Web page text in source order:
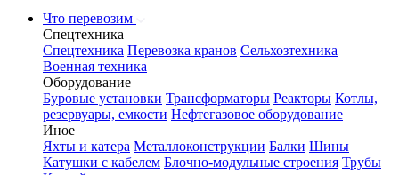
Что перевозим
Спецтехника
Спецтехника Перевозка кранов Сельхозтехника
Военная техника
Оборудование
Буровые установки Трансформаторы Реакторы Котлы,
резервуары, емкости Нефтегазовое оборудование
Иное
Яхты и катера Металлоконструкции Балки Шины
Катушки с кабелем Блочно-модульные строения Трубы